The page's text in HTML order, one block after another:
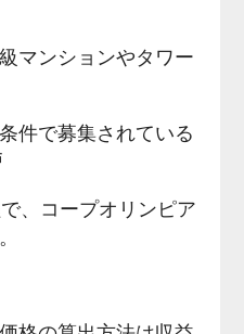
マンションやタワー
件で募集されている
、コープオリンピア